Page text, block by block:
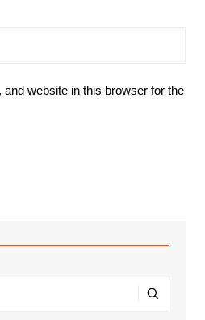
website in this browser for the